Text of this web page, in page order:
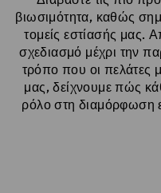
βιωσιμότητα, καθώς
τομείς εστίασής μας.
σχεδιασμό μέχρι την
τρόπο που οι πελάτες
μας, δείχνουμε πώς
ρόλο στη διαμόρφωση